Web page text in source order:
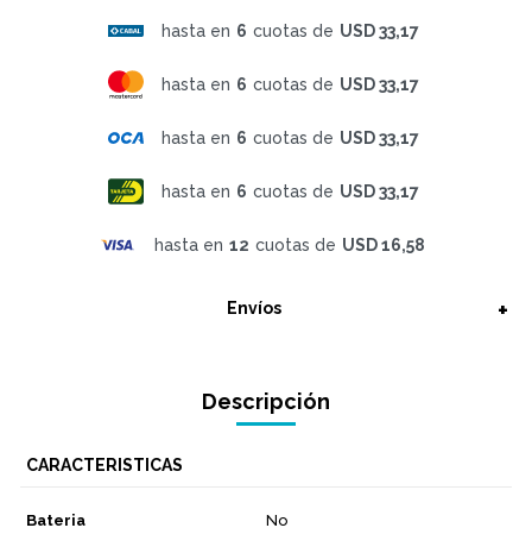
hasta en 6 cuotas de USD 33,17
hasta en 6 cuotas de USD 33,17
hasta en 6 cuotas de USD 33,17
hasta en 6 cuotas de USD 33,17
hasta en 12 cuotas de USD 16,58
Envíos
Descripción
CARACTERISTICAS
Bateria No